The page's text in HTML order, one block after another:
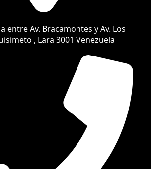
entre Av. Bracamontes y Av. Los
, Lara 3001 Venezuela